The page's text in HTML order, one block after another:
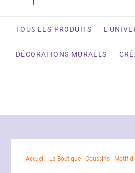
TOUS LES PRODUITS
DÉCORATIONS MURALES
Accueil La Boutique Coussins Motif